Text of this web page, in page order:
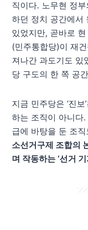
직이다. 노무현 정
하던 정치 공간에서
있었지만, 곧바로
(민주통합당)이 재
져나간 과도기도 있
당 구도의 한 쪽 공
지금 민주당은 ‘진보
하는 조직이 아니다.
급에 바탕을 둔 조
소선거구제 조합의
며 작동하는 ‘선거 기